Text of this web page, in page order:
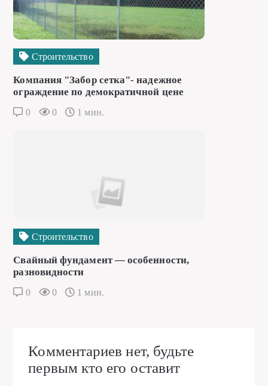
Строительство
Компания "Забор сетка"- надежное
ограждение по демократичной цене
0 0 1 мин.
Строительство
Свайный фундамент — особенности,
разновидности
0 0 1 мин.
Комментариев нет, будьте
первым кто его оставит